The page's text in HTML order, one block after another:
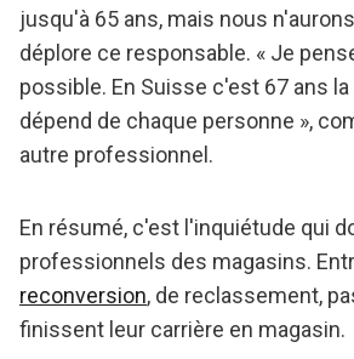
jusqu'à 65 ans, mais nous
déplore ce responsable. « Je
possible. En Suisse c'est 67 ans
dépend de chaque personne »,
autre professionnel.
En résumé, c'est l'inquiétude qui
professionnels des magasins.
reconversion, de reclassement,
finissent leur carrière en magasin.